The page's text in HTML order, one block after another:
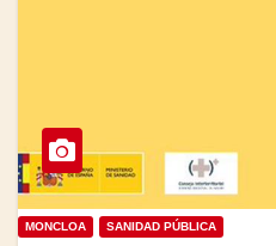
MONCLOA SANIDAD PÚBLICA